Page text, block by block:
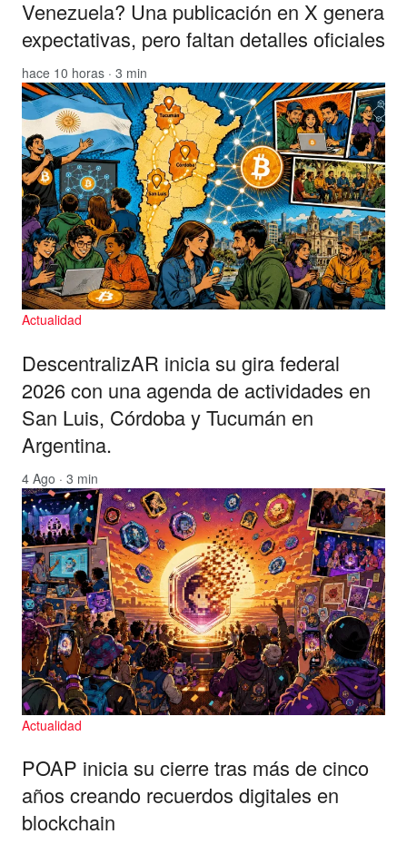
Venezuela? Una publicación en X genera
expectativas, pero faltan detalles oficiales
hace 10 horas · 3 min
Actualidad
DescentralizAR inicia su gira federal
2026 con una agenda de actividades en
San Luis, Córdoba y Tucumán en
Argentina.
4 Ago · 3 min
Actualidad
POAP inicia su cierre tras más de cinco
años creando recuerdos digitales en
blockchain